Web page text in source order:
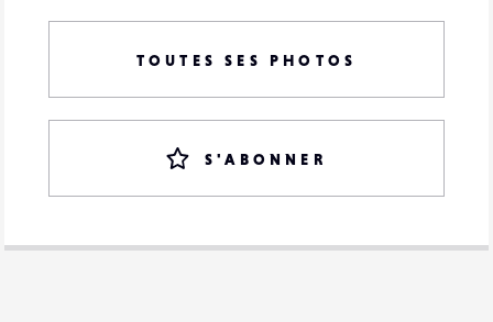
TOUTES SES PHOTOS
S'ABONNER